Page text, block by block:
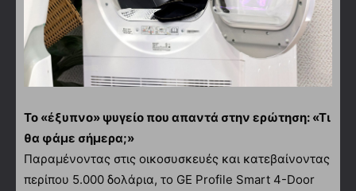
Το «έξυπνο» ψυγείο που απαντά στην ερώτηση: «Τι
θα φάμε σήμερα;»
Παραμένοντας στις οικοσυσκευές και κατεβαίνοντας
περίπου 5.000 δολάρια, το GE Profile Smart 4-Door